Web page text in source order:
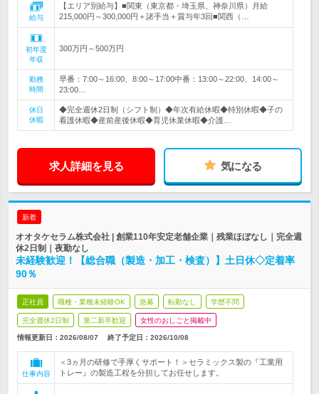
給与
【エリア別給与】■関東（東京都・埼玉県、神奈川県）月給
215,000円～300,000円＋諸手当＋賞与年3回■関西（…
初年度
年収
300万円～500万円
勤務
時間
早番：7:00～16:00、8:00～17:00中番：13:00～22:00、14:00～
23:00…
休日
休暇
◆完全週休2日制（シフト制）◆年次有給休暇◆特別休暇◆子の
看護休暇◆産前産後休暇◆育児休業休暇◆介護…
求人詳細を見る 気になる
新着
オオタケセラム株式会社 | 創業110年安定老舗企業｜残業ほぼなし｜完全週
休2日制｜夜勤なし
未経験歓迎！【総合職（製造・加工・検査）】土日休◇定着率
90％
正社員 職種・業種未経験OK 急募 転勤なし 学歴不問
完全週休2日制 第二新卒歓迎 女性のおしごと掲載中
情報更新日：2026/08/07 終了予定日： 2026/10/08
仕事内容
＜3ヵ月の研修で手厚くサポート！＞セラミックス製の『工業用
トレー』の製造工程を分担してお任せします。